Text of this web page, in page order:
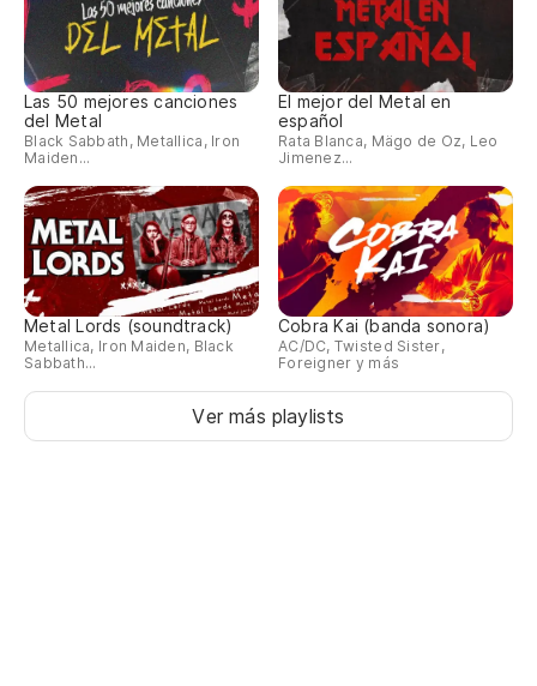
Las 50 mejores canciones
del Metal
Black Sabbath, Metallica, Iron
Maiden...
El mejor del Metal en
español
Rata Blanca, Mägo de Oz, Leo
Jimenez...
Metal Lords (soundtrack)
Metallica, Iron Maiden, Black
Sabbath...
Cobra Kai (banda sonora)
AC/DC, Twisted Sister,
Foreigner y más
Ver más playlists